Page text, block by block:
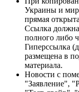
Украины и
прямая
Ссылка
полного либо
Гиперссылка
размещена в
материала.
Новости с
"Заявление",